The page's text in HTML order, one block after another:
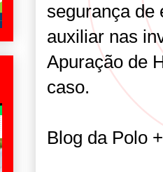
segurança de
auxiliar nas
Apuração de
caso.
Blog da Polo +